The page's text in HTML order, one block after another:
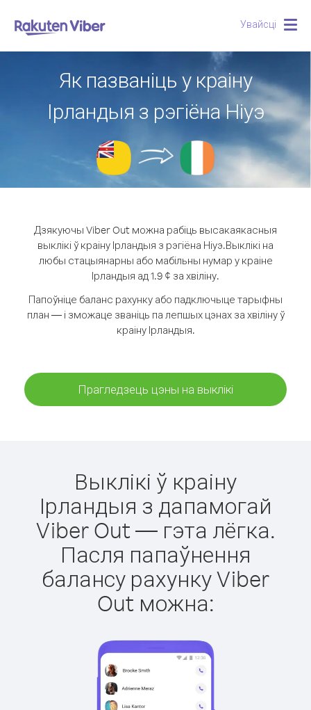
Увайсці
Як пазваніць у краіну
Ірландыя з рэгіёна Ніуэ
Дзякуючы Viber Out можна рабіць высакаякасныя
выклікі ў краіну Ірландыя з рэгіёна Ніуэ.Выклікі на
любы стацыянарны або мабільны нумар у краіне
Ірландыя ад 1.9 ¢ за хвіліну.
Папоўніце баланс рахунку або падключыце тарыфны
план — і зможаце званіць па лепшых цэнах за хвіліну ў
краіну Ірландыя.
Прагледзець цэны на выклікі
Выклікі ў краіну
Ірландыя з дапамогай
Viber Out — гэта лёгка.
Пасля папаўнення
балансу рахунку Viber
Out можна: